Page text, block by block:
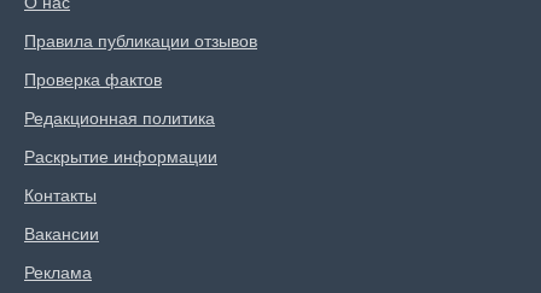
Правила публикации отзывов
Проверка фактов
Редакционная политика
Раскрытие информации
Контакты
Вакансии
Реклама